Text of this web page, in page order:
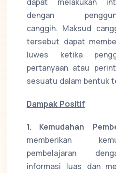
dengan
canggih. Maksud
tersebut dapat
luwes ketika
pertanyaan atau
sesuatu dalam bentuk
Dampak Positif
1. Kemudahan
memberikan
pembelajaran
informasi luas dan